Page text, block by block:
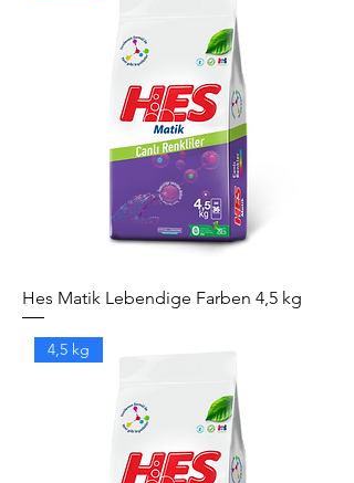
Hes Matik Lebendige Farben 4,5 kg
4,5 kg